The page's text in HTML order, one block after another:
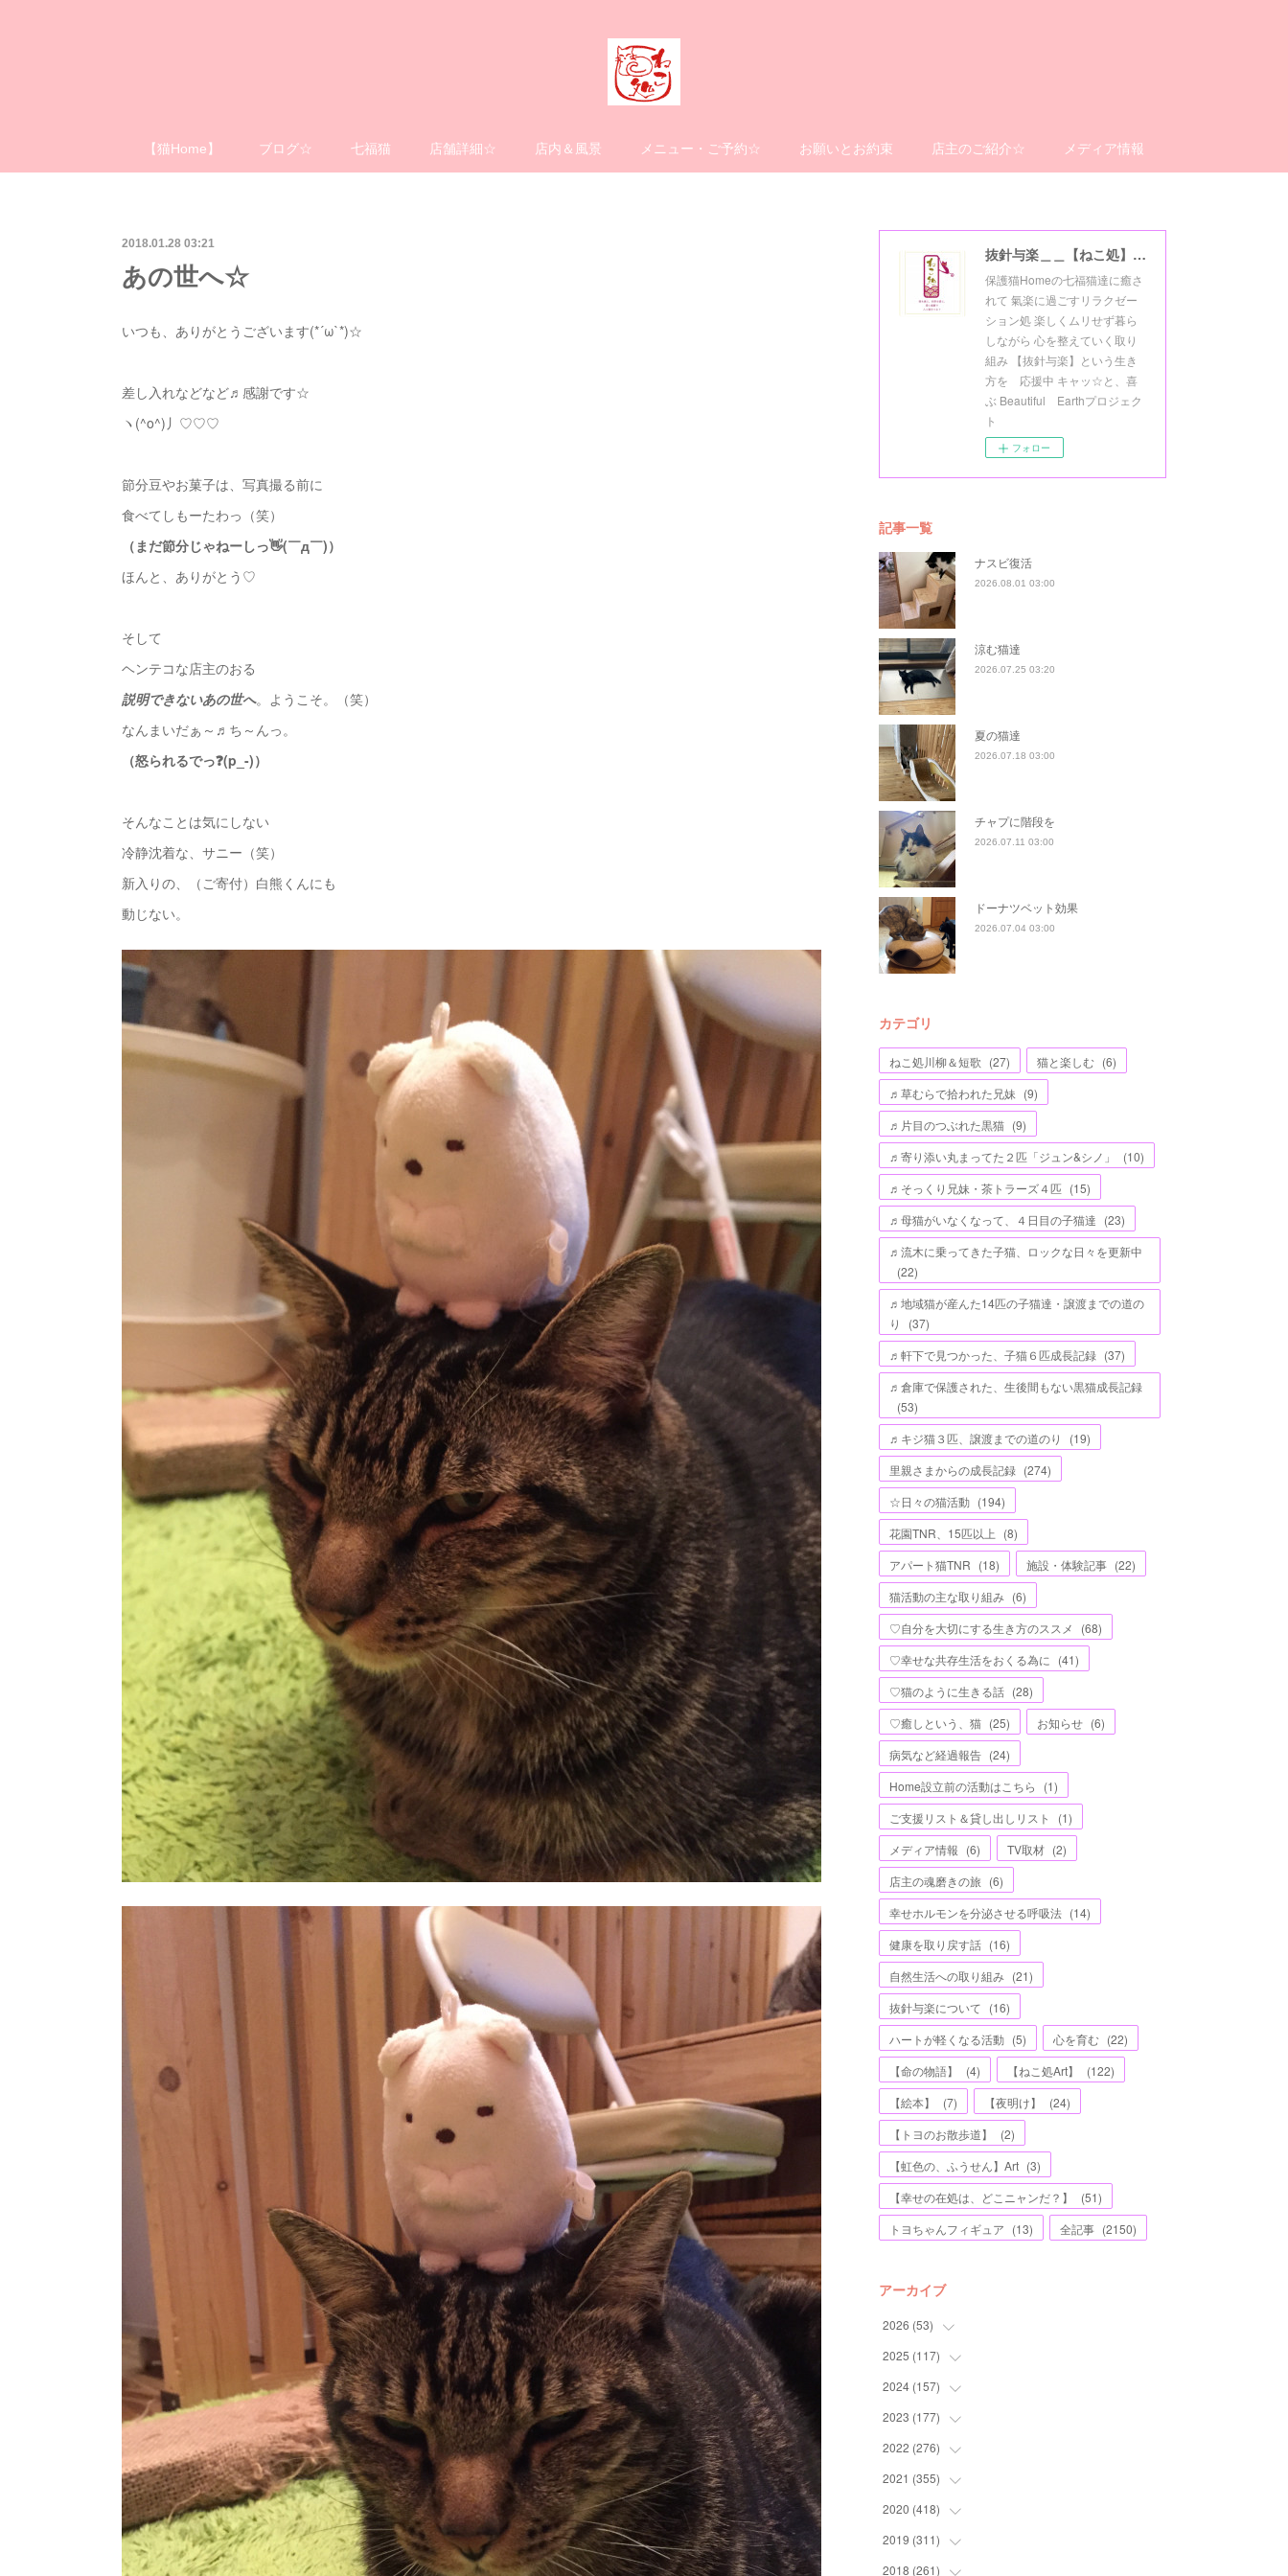
【猫Home】 ブログ☆ 七福猫 店舗詳細☆ 店内＆風景 メニュー・ご予約☆ お願いとお約束 店主のご紹介☆ メディア情報
2018.01.28 03:21
あの世へ☆
いつも、ありがとうございます(*´ω`*)☆
差し入れなどなど♬感謝です☆
ヽ(^o^)丿♡♡♡
節分豆やお菓子は、写真撮る前に
食べてしもーたわっ（笑）
（まだ節分じゃねーしっ👋(￣д￣)）
ほんと、ありがとう♡
そして
ヘンテコな店主のおる
説明できないあの世へ。ようこそ。（笑）
なんまいだぁ～♬ち～んっ。
（怒られるでっ❓(p_-)）
そんなことは気にしない
冷静沈着な、サニー（笑）
新入りの、（ご寄付）白熊くんにも
動じない。
抜針与楽＿＿【ねこ処】＿＿猫楽ゼーションHome☆
保護猫Homeの七福猫達に癒さ
れて 氣楽に過ごすリラクゼー
ション処 楽しくムリせず暮ら
しながら 心を整えていく取り
組み 【抜針与楽】という生き
方を 応援中 キャッ☆と、喜
ぶ Beautiful Earthプロジェク
ト
フォロー
記事一覧
ナスビ復活
2026.08.01 03:00
涼む猫達
2026.07.25 03:20
夏の猫達
2026.07.18 03:00
チャプに階段を
2026.07.11 03:00
ドーナツベット効果
2026.07.04 03:00
カテゴリ
ねこ処川柳＆短歌 (27) 猫と楽しむ (6)
♬草むらで拾われた兄妹 (9)
♬片目のつぶれた黒猫 (9)
♬寄り添い丸まってた２匹「ジュン&シノ」
(10)
♬そっくり兄妹・茶トラーズ４匹 (15)
♬母猫がいなくなって、４日目の子猫達 (23)
♬流木に乗ってきた子猫、ロックな日々を更新中
(22)
♬地域猫が産んた14匹の子猫達・譲渡までの道の
り
(37)
♬軒下で見つかった、子猫６匹成長記録 (37)
♬倉庫で保護された、生後間もない黒猫成長記録
(53)
♬キジ猫３匹、譲渡までの道のり
(19)
里親さまからの成長記録 (274)
☆日々の猫活動 (194)
花園TNR、15匹以上 (8)
アパート猫TNR (18) 施設・体験記事 (22)
猫活動の主な取り組み (6)
♡自分を大切にする生き方のススメ
(68)
♡幸せな共存生活をおくる為に (41)
♡猫のように生きる話 (28)
♡癒しという、猫 (25) お知らせ (6)
病気など経過報告 (24)
Home設立前の活動はこちら
(1)
ご支援リスト＆貸し出しリスト
(1)
メディア情報 (6) TV取材 (2)
店主の魂磨きの旅 (6)
幸せホルモンを分泌させる呼吸法 (14)
健康を取り戻す話 (16)
自然生活への取り組み (21)
抜針与楽について (16)
ハートが軽くなる活動 (5) 心を育む (22)
【命の物語】
(4) 【ねこ処Art】 (122)
【絵本】
(7) 【夜明け】 (24)
【トヨのお散歩道】
(2)
【虹色の、ふうせん】Art (3)
【幸せの在処は、どこニャンだ？】
(51)
トヨちゃんフィギュア (13) 全記事 (2150)
アーカイブ
2026 (53)
(1)
(5)
(7)
(11
(8)
(6)
(8)
( 7)
2025 (117)
(11
(12
(12
(13
(6)
(5)
(3)
2024 (157)
(13
(13
(10
(13
(11
(11
2023 (177)
(20
(10
(11
(13
(15
2022 (276)
(17
(16
(21
(21
2021 (355)
(19
(12
(16
2020 (418)
(44
(59
2019 (311)
(25
2018 (261)